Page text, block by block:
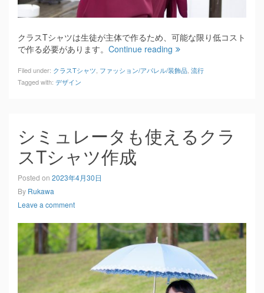
クラスTシャツは生徒が主体で作るため、可能な限り低コスト
で作る必要があります。 Continue reading
Filed under: クラスTシャツ ファッション/アパレル/装飾品 流行
Tagged with: デザイン
シミュレータも使えるクラ
スTシャツ作成
Posted on 2023年4月30日
By Rukawa
Leave a comment